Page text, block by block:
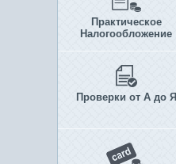
Практическое
Налогообложение
Проверки от А до Я